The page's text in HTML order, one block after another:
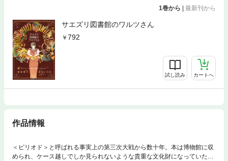
1巻から | 最新刊から
サエズリ図書館のワルツさん
792
試し読み カートへ
作品情報
＜ピリオド＞と呼ばれる事実上の第三次大戦から数十年。本は博物館に収
められ、ケース越しでしか見られないような貴重な文化財になっていた。